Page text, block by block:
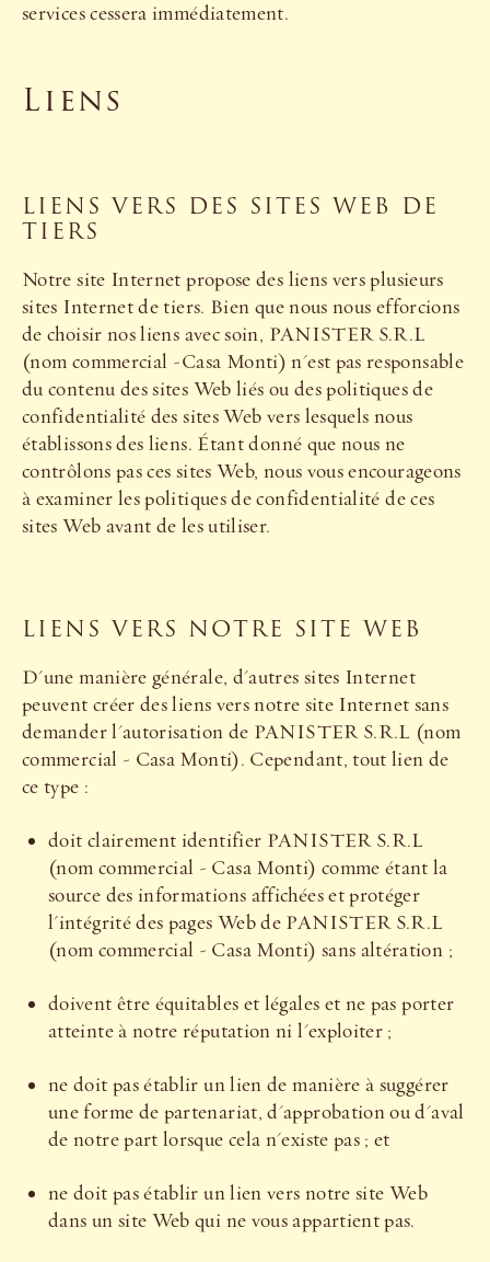
services cessera immédiatement.
Liens
LIENS VERS DES SITES WEB DE
TIERS
Notre site Internet propose des liens vers plusieurs
sites Internet de tiers. Bien que nous nous efforcions
de choisir nos liens avec soin, PANISTER S.R.L
(nom commercial -Casa Monti) n'est pas responsable
du contenu des sites Web liés ou des politiques de
confidentialité des sites Web vers lesquels nous
établissons des liens. Étant donné que nous ne
contrôlons pas ces sites Web, nous vous encourageons
à examiner les politiques de confidentialité de ces
sites Web avant de les utiliser.
LIENS VERS NOTRE SITE WEB
D'une manière générale, d'autres sites Internet
peuvent créer des liens vers notre site Internet sans
demander l'autorisation de PANISTER S.R.L (nom
commercial - Casa Monti). Cependant, tout lien de
ce type :
doit clairement identifier PANISTER S.R.L
(nom commercial - Casa Monti) comme étant la
source des informations affichées et protéger
l'intégrité des pages Web de PANISTER S.R.L
(nom commercial - Casa Monti) sans altération ;
doivent être équitables et légales et ne pas porter
atteinte à notre réputation ni l'exploiter ;
ne doit pas établir un lien de manière à suggérer
une forme de partenariat, d'approbation ou d'aval
de notre part lorsque cela n'existe pas ; et
ne doit pas établir un lien vers notre site Web
dans un site Web qui ne vous appartient pas.